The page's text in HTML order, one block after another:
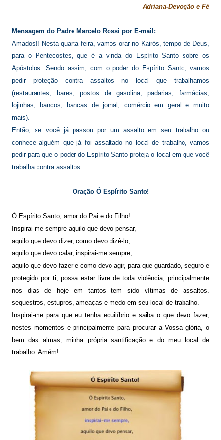
Adriana-Devoção e Fé
Mensagem do Padre Marcelo Rossi por E-mail:
Amados!! Nesta quarta feira, vamos orar no Kairós, tempo de Deus,
para o Pentecostes, que é a vinda do Espírito Santo sobre os
Apóstolos. Sendo assim, com o poder do Espírito Santo, vamos
pedir proteção contra assaltos no local que trabalhamos
(restaurantes, bares, postos de gasolina, padarias, farmácias,
lojinhas, bancos, bancas de jornal, comércio em geral e muito
mais).
Então, se você já passou por um assalto em seu trabalho ou
conhece alguém que já foi assaltado no local de trabalho, vamos
pedir para que o poder do Espírito Santo proteja o local em que você
trabalha contra assaltos.
Oração Ó Espírito Santo!
Ó Espírito Santo, amor do Pai e do Filho!
Inspirai-me sempre aquilo que devo pensar,
aquilo que devo dizer, como devo dizê-lo,
aquilo que devo calar, inspirai-me sempre,
aquilo que devo fazer e como devo agir, para que guardado, seguro e
protegido por ti, possa estar livre de toda violência, principalmente
nos dias de hoje em tantos tem sido vítimas de assaltos,
sequestros, estupros, ameaças e medo em seu local de trabalho.
Inspirai-me para que eu tenha equilíbrio e saiba o que devo fazer,
nestes momentos e principalmentepara procurar a Vossa glória, o
bem das almas, minha própria santificação e do meu local de
trabalho. Amém!.